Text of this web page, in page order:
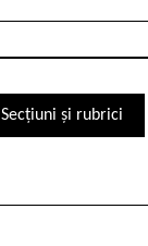
Secțiuni și rubrici